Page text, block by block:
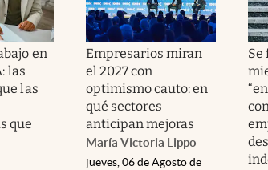
en
las
las
que
Empresarios miran
el 2027 con
optimismo cauto: en
qué sectores
anticipan mejoras
María Victoria Lippo
jueves, 06 de Agosto de
Se